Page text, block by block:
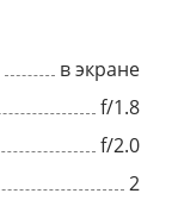
в экране
f/1.8
f/2.0
2